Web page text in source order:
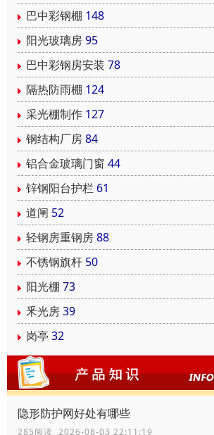
巴中彩钢棚 148
阳光玻璃房95
巴中彩钢房安装 78
隔热防雨棚 124
采光棚制作 127
钢结构厂房84
铝合金玻璃门窗 44
锌钢阳台护栏 61
道闸 52
轻钢房重钢房88
不锈钢旗杆 50
阳光棚 73
釆光房39
岗亭 32
隐形防护网好处有哪些
285阅读 2026-08-03 22:11:19